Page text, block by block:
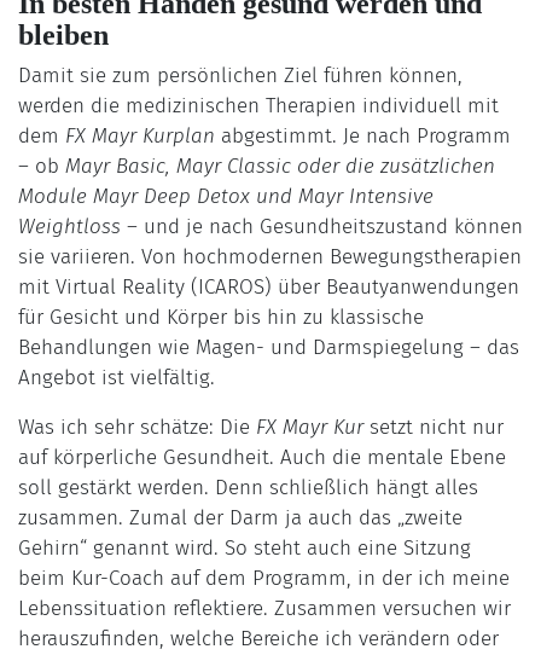
bleiben
Damit sie zum persönlichen Ziel führen können,
werden die medizinischen Therapien individuell mit
dem FX Mayr Kurplan abgestimmt. Je nach Programm
– ob Mayr Basic, Mayr Classic oder die zusätzlichen
Module Mayr Deep Detox und Mayr Intensive
Weightloss – und je nach Gesundheitszustand können
sie variieren. Von hochmodernen Bewegungstherapien
mit Virtual Reality (ICAROS) über Beautyanwendungen
für Gesicht und Körper bis hin zu klassische
Behandlungen wie Magen- und Darmspiegelung – das
Angebot ist vielfältig.
Was ich sehr schätze: Die FX Mayr Kursetzt nicht nur
auf körperliche Gesundheit. Auch die mentale Ebene
soll gestärkt werden. Denn schließlich hängt alles
zusammen. Zumal der Darm ja auch das „zweite
Gehirn“ genannt wird. So steht auch eine Sitzung
beim Kur-Coach auf dem Programm, in der ich meine
Lebenssituation reflektiere. Zusammen versuchen wir
herauszufinden, welche Bereiche ich verändern oder